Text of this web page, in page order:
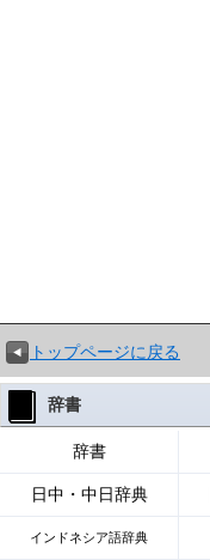
トップページに戻る
辞書
辞書
日中・中日辞典
インドネシア語辞典